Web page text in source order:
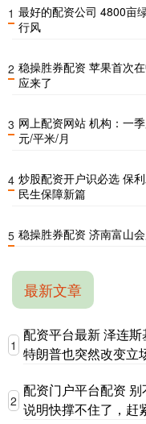
1 最好的配资公司 4800亩
行风
2 稳操胜券配资 苹果首次
应来了
3 网上配资网站 机构：一
元/平米/月
4 炒股配资开户识必选 保
民生保障新篇
5 稳操胜券配资 济南富山
最新文章
1
配资平台最新 泽连斯
特朗普也突然改变立
2
配资门户平台配资 别
说明快撑不住了，赶